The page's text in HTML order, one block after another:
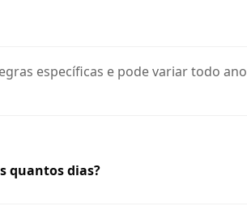
específicas e pode variar todo
quantos dias?